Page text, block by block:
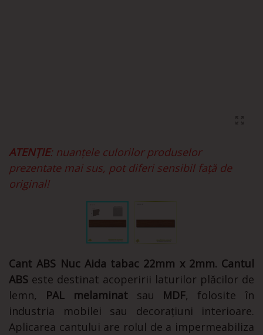
ATENȚIE: nuanțele culorilor produselor
prezentate mai sus, pot diferi sensibil față de
original!
Cant ABS Nuc Aida tabac 22mm x 2mm. Cantul
ABS este destinat acoperirii laturilor plăcilor de
lemn, PAL melaminatsau MDF, folosite în
industria mobilei sau decorațiuni interioare.
Aplicarea cantului are rolul de a impermeabiliza